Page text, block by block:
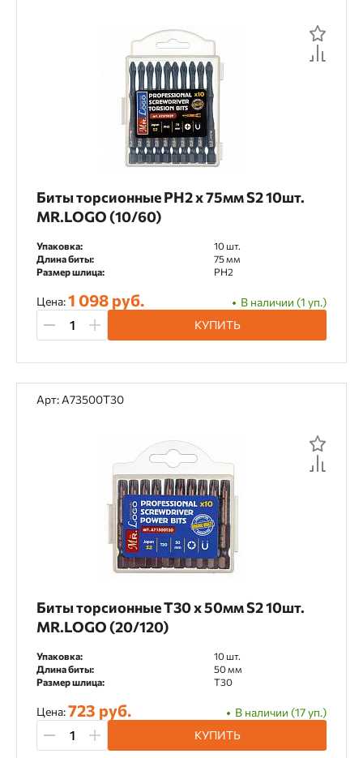
Биты торсионные PH2 х 75мм S2 10шт.
MR.LOGO (10/60)
Упаковка:
10 шт.
Длина биты:
75 мм
Размер шлица:
PH2
Цена:1 098 руб.
В наличии (1 уп.)
КУПИТЬ
Арт: A73500T30
Биты торсионные T30 х 50мм S2 10шт.
MR.LOGO (20/120)
Упаковка:
10 шт.
Длина биты:
50 мм
Размер шлица:
T30
Цена:723 руб.
В наличии (17 уп.)
КУПИТЬ